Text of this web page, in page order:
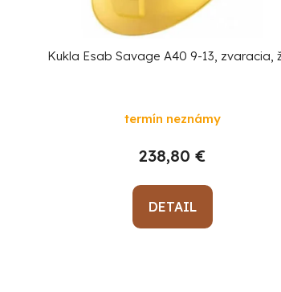
Kukla Esab Savage A40 9-13, zvaracia,
termín neznámy
238,80 €
DETAIL